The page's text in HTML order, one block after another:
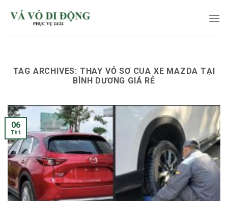
TAG ARCHIVES: THAY VỎ SƠ CUA XE MAZDA TẠI
BÌNH DƯƠNG GIÁ RẺ
06
Th1